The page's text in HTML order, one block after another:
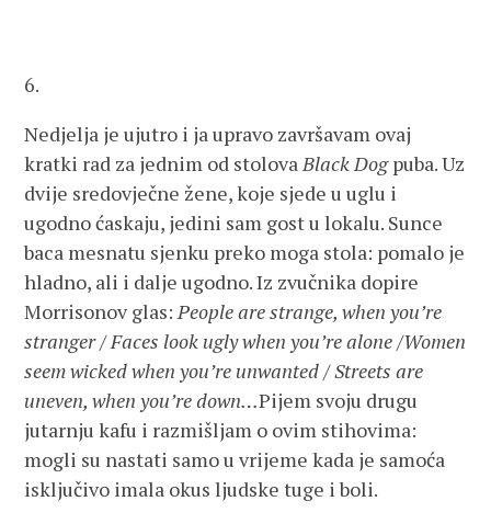
6.
Nedjelja je ujutro i ja upravo završavam ovaj
kratki rad za jednim od stolovaBlack Dogpuba. Uz
dvije sredovječne žene, koje sjede u uglu i
ugodno ćaskaju, jedini sam gost u lokalu. Sunce
baca mesnatu sjenku preko moga stola: pomalo je
hladno, ali i dalje ugodno. Iz zvučnika dopire
Morrisonov glas:People are strange, when you’re
stranger / Faces look ugly when you’re alone /Women
seem wicked when you’re unwanted / Streets are
uneven, when you’re down…Pijem svoju drugu
jutarnju kafu i razmišljam o ovim stihovima:
mogli su nastati samo u vrijeme kada je samoća
isključivo imala okus ljudske tuge i boli.